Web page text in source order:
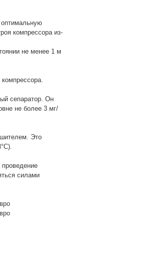
оптимальную
компрессора из-
не менее 1 м
компрессора.
сепаратор. Он
не более 3 мг/
Это
проведение
силами